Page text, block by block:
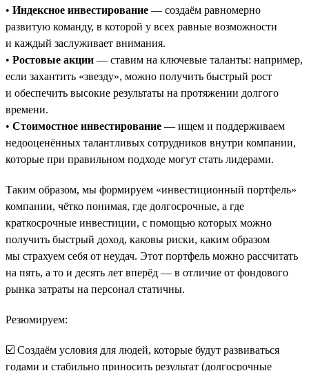
• Индексное инвестирование — создаём равномерно
развитую команду, в которой у всех равные возможности
и каждый заслуживает внимания.
• Ростовые акции — ставим на ключевые таланты: например,
если захантить «звезду», можно получить быстрый рост
и обеспечить высокие результаты на протяжении долгого
времени.
• Стоимостное инвестирование — ищем и поддерживаем
недооценённых талантливых сотрудников внутри компании,
которые при правильном подходе могут стать лидерами.
Таким образом, мы формируем «инвестиционный портфель»
компании, чётко понимая, где долгосрочные, а где
краткосрочные инвестиции, с помощью которых можно
получить быстрый доход, каковы риски, каким образом
мы страхуем себя от неудач. Этот портфель можно рассчитать
на пять, а то и десять лет вперёд — в отличие от фондового
рынка затраты на персонал статичны.
Резюмируем:
☑️ Создаём условия для людей, которые будут развиваться
годами и стабильно приносить результат (долгосрочные